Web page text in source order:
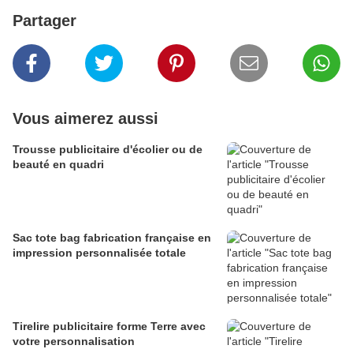
Partager
Vous aimerez aussi
Trousse publicitaire d'écolier ou de
beauté en quadri
Sac tote bag fabrication française en
impression personnalisée totale
Tirelire publicitaire forme Terre avec
votre personnalisation